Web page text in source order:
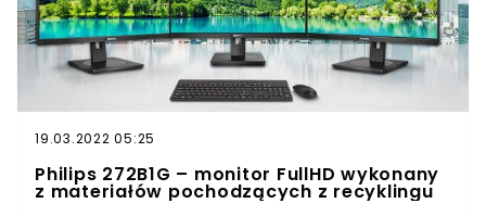
19.03.2022 05:25
Philips 272B1G – monitor FullHD wykonany
z materiałów pochodzących z recyklingu